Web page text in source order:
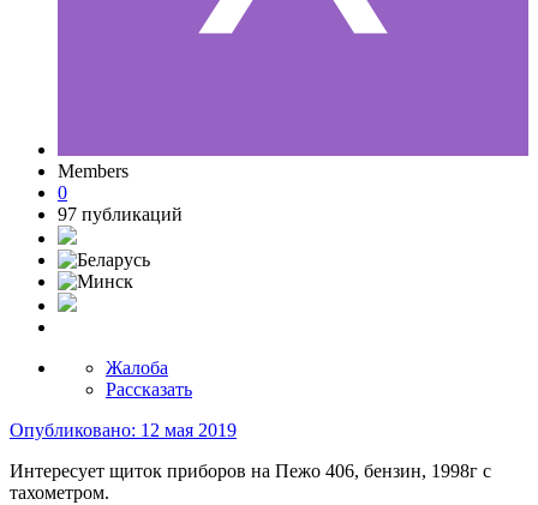
Members
0
97 публикаций
Жалоба
Рассказать
Опубликовано: 12 мая 2019
Интересует щиток приборов на Пежо 406, бензин, 1998г с
тахометром.